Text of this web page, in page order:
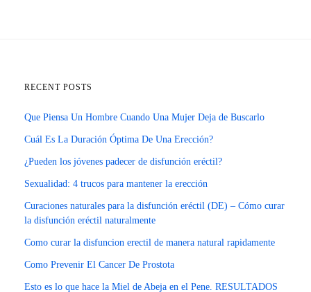
RECENT POSTS
Que Piensa Un Hombre Cuando Una Mujer Deja de Buscarlo
Cuál Es La Duración Óptima De Una Erección?
¿Pueden los jóvenes padecer de disfunción eréctil?
Sexualidad: 4 trucos para mantener la erección
Curaciones naturales para la disfunción eréctil (DE) – Cómo curar
la disfunción eréctil naturalmente
Como curar la disfuncion erectil de manera natural rapidamente
Como Prevenir El Cancer De Prostota
Esto es lo que hace la Miel de Abeja en el Pene. RESULTADOS